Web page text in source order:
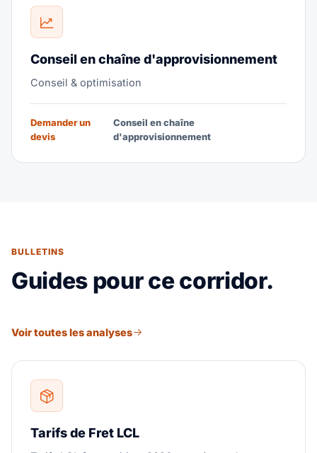
Conseil en chaîne d'approvisionnement
Conseil & optimisation
Demander un
devis
Conseil en chaîne
d'approvisionnement
BULLETINS
Guides pour ce corridor.
Voir toutes les analyses
Tarifs de Fret LCL